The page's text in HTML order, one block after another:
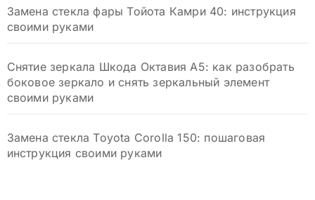
Замена стекла фары Тойота Камри 40: инструкция
своими руками
Снятие зеркала Шкода Октавия А5: как разобрать
боковое зеркало и снять зеркальный элемент
своими руками
Замена стекла Toyota Corolla 150: пошаговая
инструкция своими руками